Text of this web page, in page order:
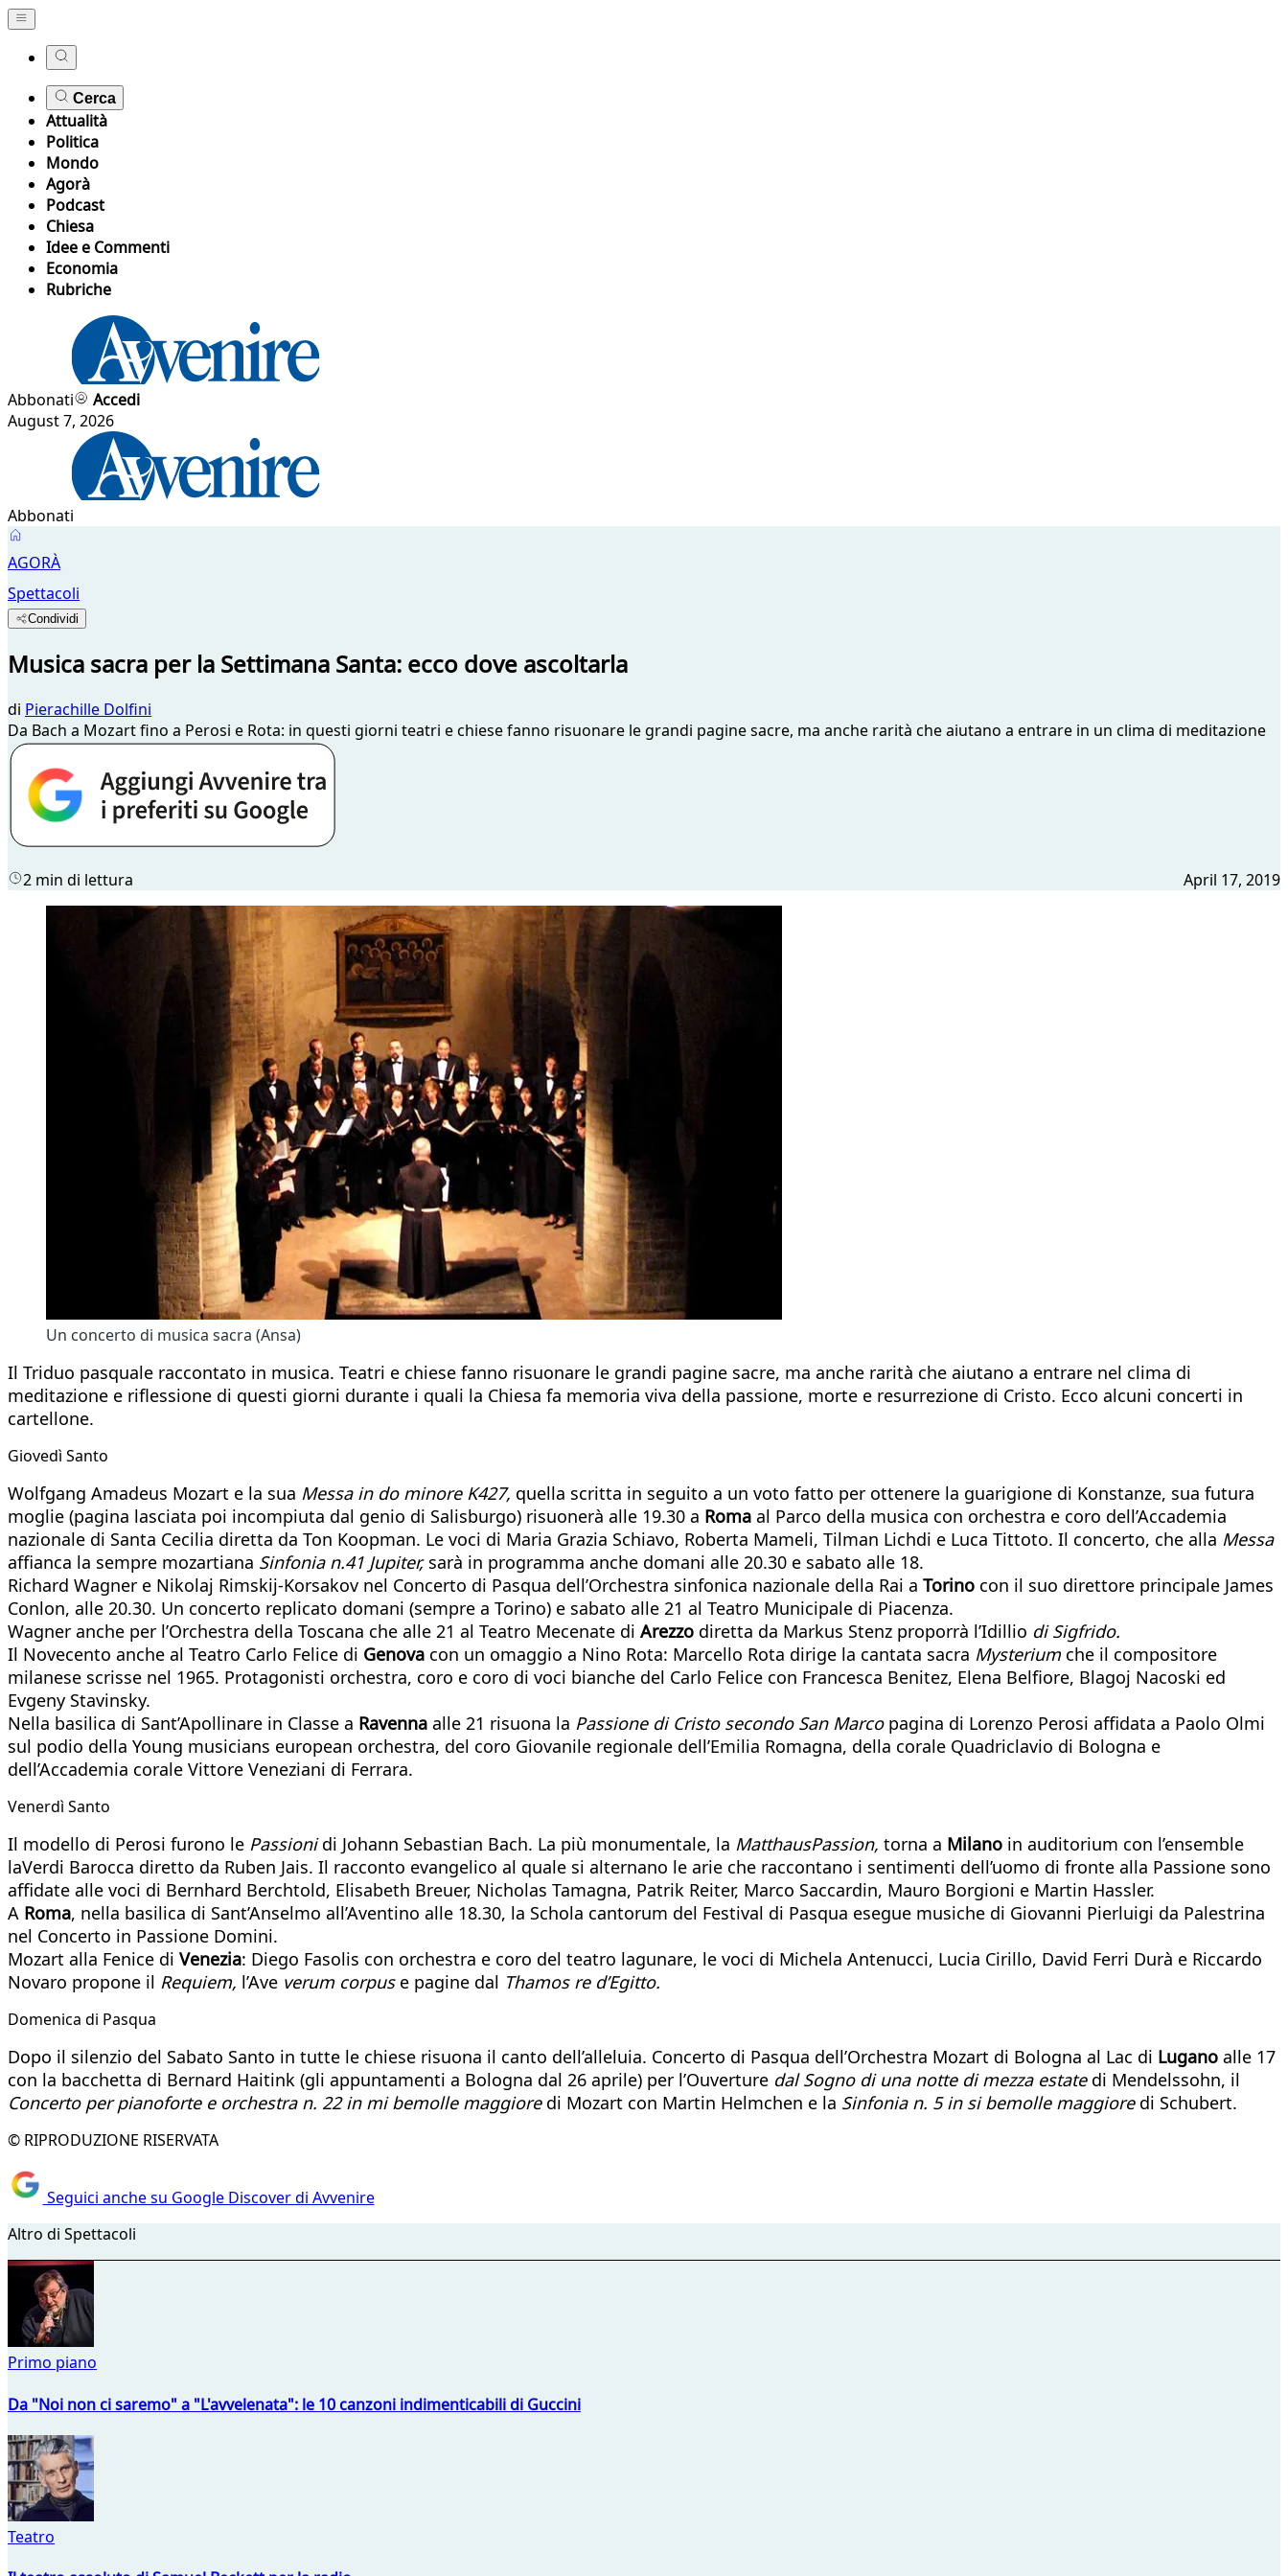
Cerca
Attualità
Politica
Mondo
Agorà
Podcast
Chiesa
Idee e Commenti
Economia
Rubriche
Abbonati
Accedi
August 7, 2026
Abbonati
AGORÀ
Spettacoli
Condividi
Musica sacra per la Settimana Santa: ecco dove ascoltarla
di Pierachille Dolfini
Da Bach a Mozart fino a Perosi e Rota: in questi giorni teatri e chiese fanno risuonare le grandi pagine sacre, ma anche rarità che aiutano a entrare in un clima di meditazione
2 min di lettura April 17, 2019
Un concerto di musica sacra (Ansa)
Il Triduo pasquale raccontato in musica. Teatri e chiese fanno risuonare le grandi pagine sacre, ma anche rarità che aiutano a entrare nel clima di
meditazione e riflessione di questi giorni durante i quali la Chiesa fa memoria viva della passione, morte e resurrezione di Cristo. Ecco alcuni concerti in
cartellone.
Giovedì Santo
Wolfgang Amadeus Mozart e la sua Messa in do minore K427, quella scritta in seguito a un voto fatto per ottenere la guarigione di Konstanze, sua futura
moglie (pagina lasciata poi incompiuta dal genio di Salisburgo) risuonerà alle 19.30 a Roma al Parco della musica con orchestra e coro dell’Accademia
nazionale di Santa Cecilia diretta da Ton Koopman. Le voci di Maria Grazia Schiavo, Roberta Mameli, Tilman Lichdi e Luca Tittoto. Il concerto, che alla Messa
affianca la sempre mozartiana Sinfonia n.41 Jupiter,sarà in programma anche domani alle 20.30 e sabato alle 18.
Richard Wagner e Nikolaj Rimskij-Korsakov nel Concerto di Pasqua dell’Orchestra sinfonica nazionale della Rai a Torino con il suo direttore principale James
Conlon, alle 20.30. Un concerto replicato domani (sempre a Torino) e sabato alle 21 al Teatro Municipale di Piacenza.
Wagner anche per l’Orchestra della Toscana che alle 21 al Teatro Mecenate di Arezzo diretta da Markus Stenz proporrà l’Idillio di Sigfrido.
Il Novecento anche al Teatro Carlo Felice di Genova con un omaggio a Nino Rota: Marcello Rota dirige la cantata sacra Mysteriumche il compositore
milanese scrisse nel 1965. Protagonisti orchestra, coro e coro di voci bianche del Carlo Felice con Francesca Benitez, Elena Belfiore, Blagoj Nacoski ed
Evgeny Stavinsky.
Nella basilica di Sant’Apollinare in Classe a Ravenna alle 21 risuona la Passione di Cristo secondo San Marcopagina di Lorenzo Perosi affidata a Paolo Olmi
sul podio della Young musicians european orchestra, del coro Giovanile regionale dell’Emilia Romagna, della corale Quadriclavio di Bologna e
dell’Accademia corale Vittore Veneziani di Ferrara.
Venerdì Santo
Il modello di Perosi furono le Passionidi Johann Sebastian Bach. La più monumentale, la MatthausPassion, torna a Milano in auditorium con l’ensemble
laVerdi Barocca diretto da Ruben Jais. Il racconto evangelico al quale si alternano le arie che raccontano i sentimenti dell’uomo di fronte alla Passione sono
affidate alle voci di Bernhard Berchtold, Elisabeth Breuer, Nicholas Tamagna, Patrik Reiter, Marco Saccardin, Mauro Borgioni e Martin Hassler.
A Roma, nella basilica di Sant’Anselmo all’Aventino alle 18.30, la Schola cantorum del Festival di Pasqua esegue musiche di Giovanni Pierluigi da Palestrina
nel Concerto in Passione Domini.
Mozart alla Fenice di Venezia: Diego Fasolis con orchestra e coro del teatro lagunare, le voci di Michela Antenucci, Lucia Cirillo, David Ferri Durà e Riccardo
Novaro propone il Requiem, l’Ave verum corpuse pagine dal Thamos re d’Egitto.
Domenica di Pasqua
Dopo il silenzio del Sabato Santo in tutte le chiese risuona il canto dell’alleluia. Concerto di Pasqua dell’Orchestra Mozart di Bologna al Lac di Lugano alle 17
con la bacchetta di Bernard Haitink (gli appuntamenti a Bologna dal 26 aprile) per l’Ouverture dal Sogno di una notte di mezza estatedi Mendelssohn, il
Concerto per pianoforte e orchestra n. 22 in mi bemolle maggioredi Mozart con Martin Helmchen e la Sinfonia n. 5 in si bemolle maggioredi Schubert.
© RIPRODUZIONE RISERVATA
Seguici anche su Google Discover di Avvenire
Altro di Spettacoli
Primo piano
Da "Noi non ci saremo" a "L'avvelenata": le 10 canzoni indimenticabili di Guccini
Teatro